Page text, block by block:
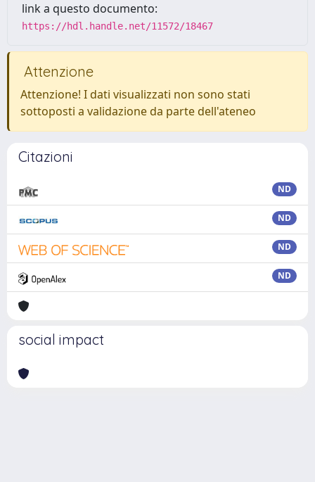
link a questo documento:
https://hdl.handle.net/11572/18467
Attenzione
Attenzione! I dati visualizzati non sono stati
sottoposti a validazione da parte dell'ateneo
Citazioni
ND
ND
ND
ND
social impact